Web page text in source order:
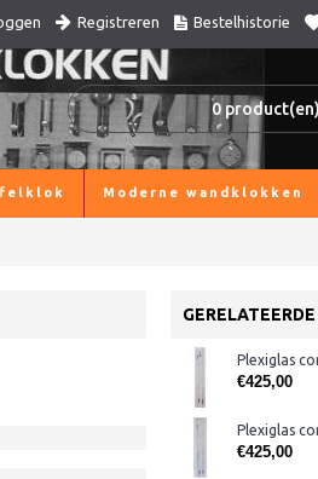
Registreren Bestelhistorie
0
Moderne wandklokken
€425,00
€425,00